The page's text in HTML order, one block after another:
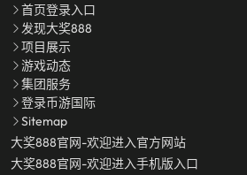
首页登录入口
发现大奖888
项目展示
游戏动态
集团服务
登录币游国际
Sitemap
大奖888官网-欢迎进入官方网站
大奖888官网-欢迎进入手机版入口